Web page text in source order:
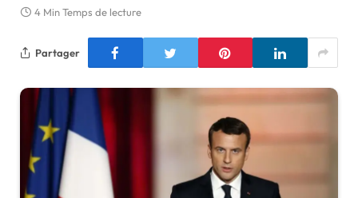
4 Min Temps de lecture
Partager